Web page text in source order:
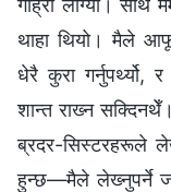
थाहा थियो। मैले
धेरै कुरा
शान्त राख्‍न
ब्रदर-सिस्टरहरूले
हुन्छ—मैले लेख्‍नुपर्ने